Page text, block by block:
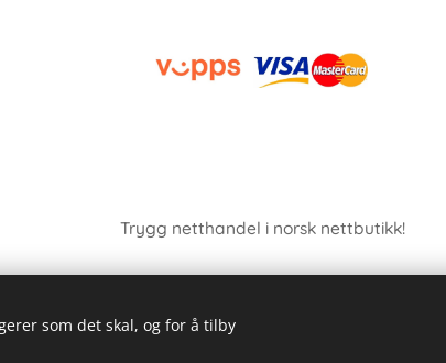
Trygg netthandel i norsk nettbutikk!
som det skal, og for å tilby